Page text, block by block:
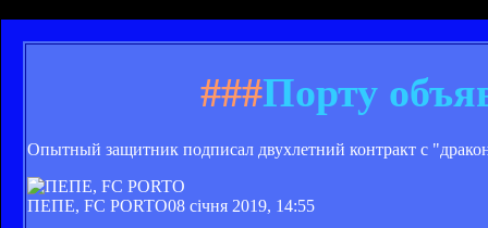
###Порту
Опытный защитник подписал двухлетний контракт с
ПЕПЕ, FC PORTO08 січня 2019, 14:55